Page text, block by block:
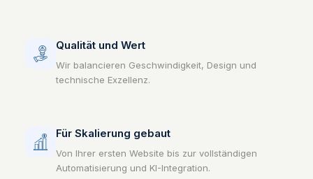
Qualität und Wert
Wir balancieren Geschwindigkeit, Design und
technische Exzellenz.
Für Skalierung gebaut
Von Ihrer ersten Website bis zur vollständigen
Automatisierung und KI-Integration.